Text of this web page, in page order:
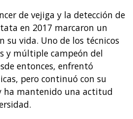
de vejiga y la detección de
en 2017 marcaron un
su vida. Uno de los técnicos
y múltiple campeón del
entonces, enfrentó
pero continuó con su
ha mantenido una actitud